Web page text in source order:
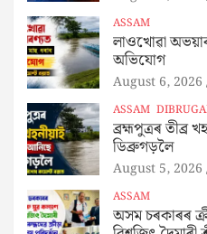
ASSAM
লাওখোৱা
অভিযোগ
August 6, 2026
ASSAM
ব্ৰহ্মপুত্ৰৰ তীব্ৰ
ডিব্ৰুগড়লৈ
August 5, 2026
ASSAM
অসম চৰকাৰৰ